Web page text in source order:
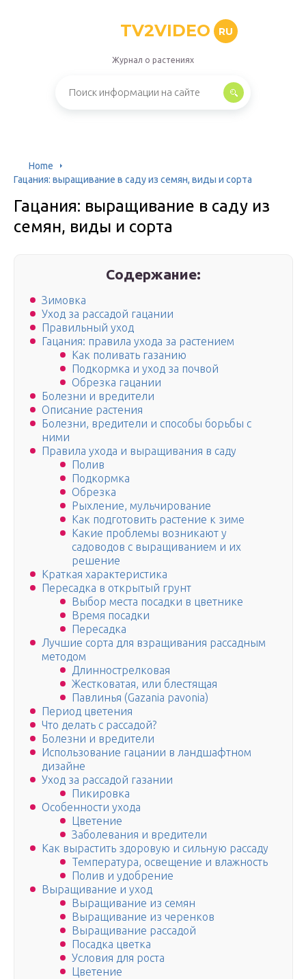
TV2VIDEO RU
Журнал о растениях
Home
Гацания: выращивание в саду из семян, виды и сорта
Гацания: выращивание в саду из
семян, виды и сорта
Содержание:
Зимовка
Уход за рассадой гацании
Правильный уход
Гацания: правила ухода за растением
Как поливать газанию
Подкормка и уход за почвой
Обрезка гацании
Болезни и вредители
Описание растения
Болезни, вредители и способы борьбы с
ними
Правила ухода и выращивания в саду
Полив
Подкормка
Обрезка
Рыхление, мульчирование
Как подготовить растение к зиме
Какие проблемы возникают у
садоводов с выращиванием и их
решение
Краткая характеристика
Пересадка в открытый грунт
Выбор места посадки в цветнике
Время посадки
Пересадка
Лучшие сорта для взращивания рассадным
методом
Длиннострелковая
Жестковатая, или блестящая
Павлинья (Gazania pavonia)
Период цветения
Что делать с рассадой?
Болезни и вредители
Использование гацании в ландшафтном
дизайне
Уход за рассадой газании
Пикировка
Особенности ухода
Цветение
Заболевания и вредители
Как вырастить здоровую и сильную рассаду
Температура, освещение и влажность
Полив и удобрение
Выращивание и уход
Выращивание из семян
Выращивание из черенков
Выращивание рассадой
Посадка цветка
Условия для роста
Цветение